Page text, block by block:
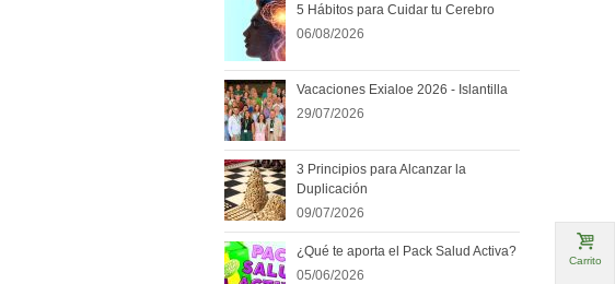
5 Hábitos para Cuidar tu Cerebro
06/08/2026
Vacaciones Exialoe 2026 - Islantilla
29/07/2026
3 Principios para Alcanzar la
Duplicación
09/07/2026
¿Qué te aporta el Pack Salud Activa?
05/06/2026
Carrito